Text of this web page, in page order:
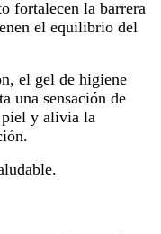
fortalecen la barrera
el equilibrio del
el gel de higiene
una sensación de
piel y alivia la